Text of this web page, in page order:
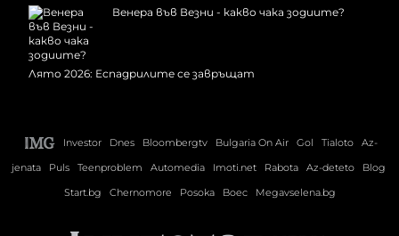
Венера във Везни - какво чака зодиите?
Лято 2026: Еспадрилите се завръщат
Investor Dnes Bloombergtv Bulgaria On Air Gol Tialoto
Az-
jenata
Puls Teenproblem Automedia Imoti.net Rabota Az-deteto
Blog
Start.bg
Chernomore Posoka Boec Megavselena.bg